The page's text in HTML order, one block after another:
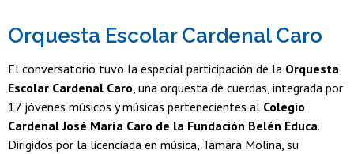
Orquesta Escolar Cardenal Caro
El conversatorio tuvo la especial participación de la Orquesta
Escolar Cardenal Caro, una orquesta de cuerdas, integrada por
17 jóvenes músicos y músicas pertenecientes al Colegio
Cardenal José María Caro de la Fundación Belén Educa.
Dirigidos por la licenciada en música, Tamara Molina, su